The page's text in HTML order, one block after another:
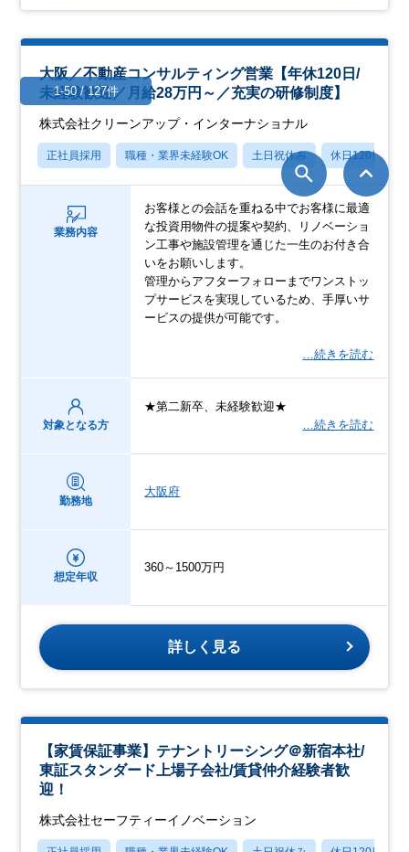
大阪／不動産コンサルティング営業【年休120日/
未経験歓迎／月給28万円～／充実の研修制度】
株式会社クリーンアップ・インターナショナル
正社員採用 職種・業界未経験OK 土日祝休み 休日120日以上
業務内容
お客様との会話を重ねる中でお客様に最適
な投資用物件の提案や契約、リノベーショ
ン工事や施設管理を通じた一生のお付き合
いをお願いします。
管理からアフターフォローまでワンストッ
プサービスを実現しているため、手厚いサ
ービスの提供が可能です。
…続きを読む
対象となる方
★第二新卒、未経験歓迎★
…続きを読む
勤務地
大阪府
想定年収
360～1500万円
詳しく見る
【家賃保証事業】テナントリーシング＠新宿本社/
東証スタンダード上場子会社/賃貸仲介経験者歓
迎！
株式会社セーフティーイノベーション
1-50 / 127件